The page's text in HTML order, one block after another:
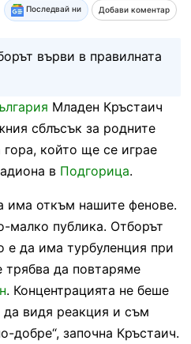
Последвай ни Добави коментар
върви в правилната
Младен Кръстаич
сблъсък за родните
който ще се играе
в Подгорица.
има откъм нашите фенове.
малко публика. Отборът
е да има турбуленция при
да повтаряме
. Концентрацията не беше
видя реакция и съм
добре“, започна Кръстаич.